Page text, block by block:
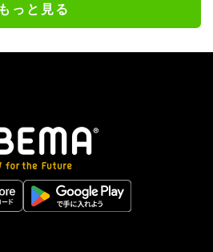
もっと見る